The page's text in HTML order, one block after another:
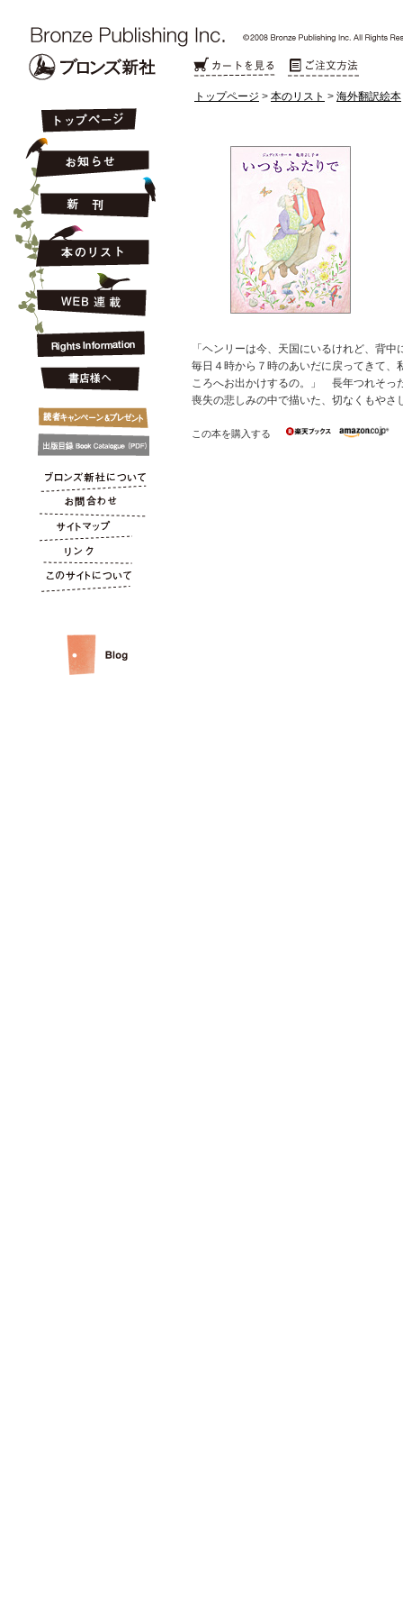
トップページ > 本のリスト > 海外翻訳絵本
「ヘンリーは今、天国にいるけれど、背
毎日４時から７時のあいだに戻ってきて、
ころへお出かけするの。」 長年つれそっ
喪失の悲しみの中で描いた、切なくもやさ
この本を購入する